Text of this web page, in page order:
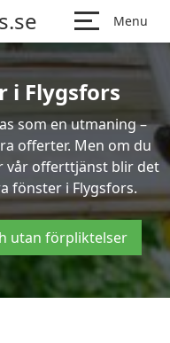
Menu
i Flygsfors
som en utmaning –
offerter. Men om du
vår offerttjänst blir det
fönster i Flygsfors.
utan förpliktelser